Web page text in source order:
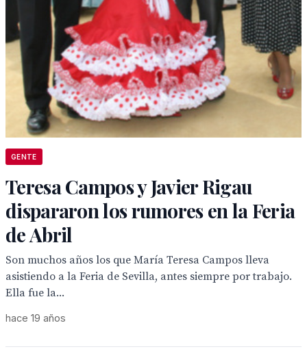
GENTE
Teresa Campos y Javier Rigau
dispararon los rumores en la Feria
de Abril
Son muchos años los que María Teresa Campos lleva
asistiendo a la Feria de Sevilla, antes siempre por trabajo.
Ella fue la...
hace 19 años